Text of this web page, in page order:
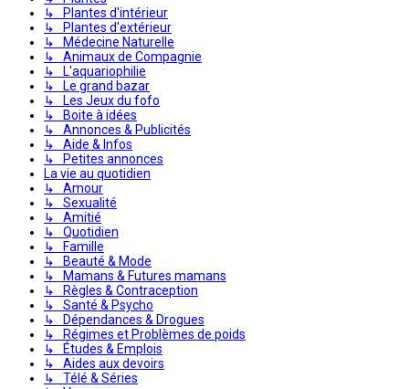
↳ Plantes d'intérieur
↳ Plantes d'extérieur
↳ Médecine Naturelle
↳ Animaux de Compagnie
↳ L'aquariophilie
↳ Le grand bazar
↳ Les Jeux du fofo
↳ Boite à idées
↳ Annonces & Publicités
↳ Aide & Infos
↳ Petites annonces
La vie au quotidien
↳ Amour
↳ Sexualité
↳ Amitié
↳ Quotidien
↳ Famille
↳ Beauté & Mode
↳ Mamans & Futures mamans
↳ Règles & Contraception
↳ Santé & Psycho
↳ Dépendances & Drogues
↳ Régimes et Problèmes de poids
↳ Études & Emplois
↳ Aides aux devoirs
↳ Télé & Séries